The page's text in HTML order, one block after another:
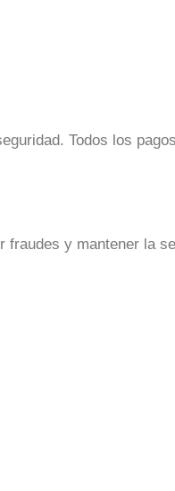
Todos los
y mantener la